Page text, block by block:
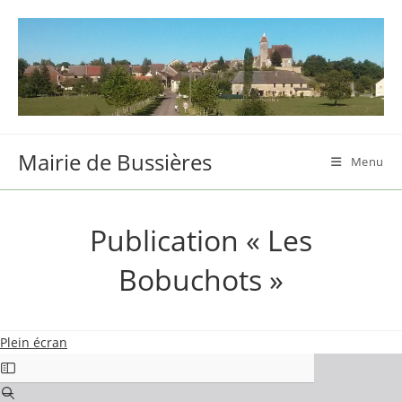
content
Mairie de Bussières Menu
Publication « Les
Bobuchots »
Plein écran
Aller
au